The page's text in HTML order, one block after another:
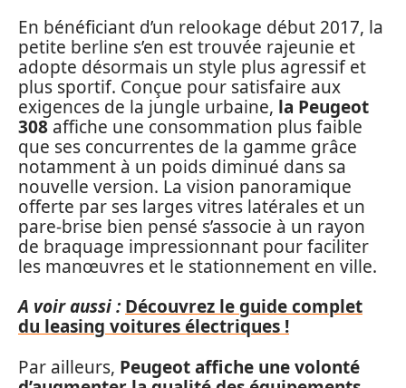
En bénéficiant d’un relookage début 2017, la
petite berline s’en est trouvée rajeunie et
adopte désormais un style plus agressif et
plus sportif. Conçue pour satisfaire aux
exigences de la jungle urbaine, la Peugeot
308 affiche une consommation plus faible
que ses concurrentes de la gamme grâce
notamment à un poids diminué dans sa
nouvelle version. La vision panoramique
offerte par ses larges vitres latérales et un
pare-brise bien pensé s’associe à un rayon
de braquage impressionnant pour faciliter
les manœuvres et le stationnement en ville.
A voir aussi : Découvrez le guide complet
du leasing voitures électriques !
Par ailleurs, Peugeot affiche une volonté